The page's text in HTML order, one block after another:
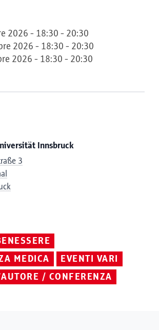
2026 - 18:30 - 20:30
2026 - 18:30 - 20:30
2026 - 18:30 - 20:30
Innsbruck
3
MEDICA
EVENTI VARI
/ CONFERENZA